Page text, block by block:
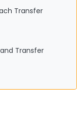
Transfer
Transfer